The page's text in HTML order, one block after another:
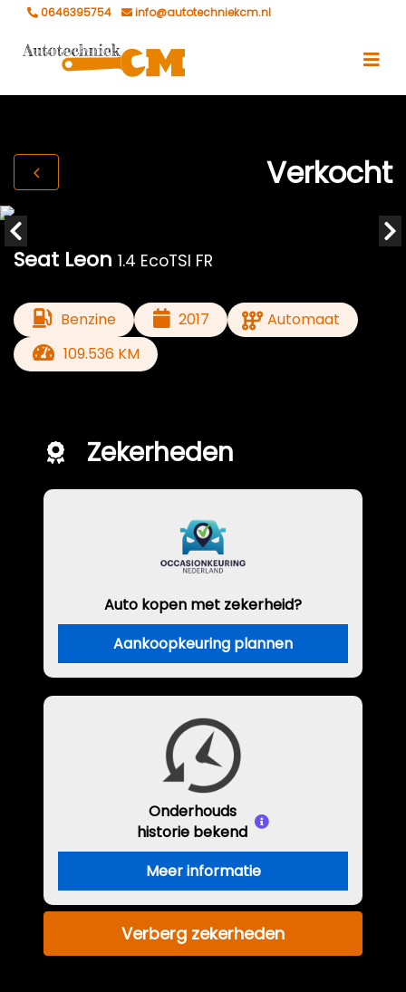
0646395754 info@autotechniekcm.nl
Verkocht
Seat Leon 1.4 EcoTSI FR
Benzine 2017
Automaat
109.536 KM
Zekerheden
Auto kopen met zekerheid?
Aankoopkeuring plannen
Onderhouds
historie bekend
Meer informatie
Verberg zekerheden